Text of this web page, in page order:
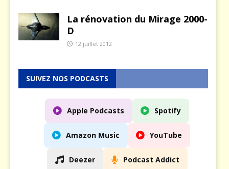
La rénovation du Mirage 2000-
D
12 juillet 2012
SUIVEZ NOS PODCASTS
Apple Podcasts Spotify
Amazon Music YouTube
Deezer Podcast Addict